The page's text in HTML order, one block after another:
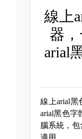
線上
器
arial
線上arial黑
arial黑色字
腦系統，包
適用。